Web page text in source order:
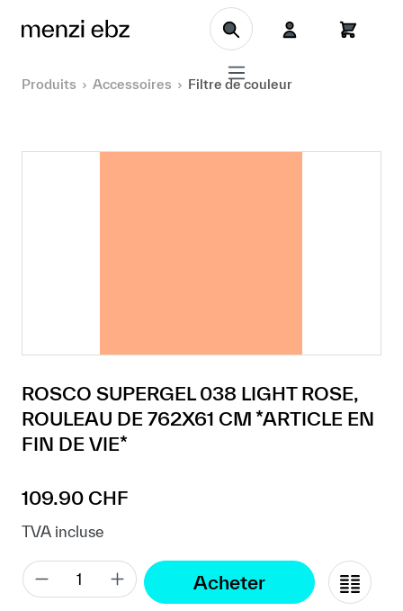
Aller au contenu principal
Produits Accessoires Filtre de couleur
ROSCO SUPERGEL 038 LIGHT ROSE,
ROULEAU DE 762X61 CM *ARTICLE EN
FIN DE VIE*
Prix régulier :
109.90 CHF
TVA incluse
Acheter